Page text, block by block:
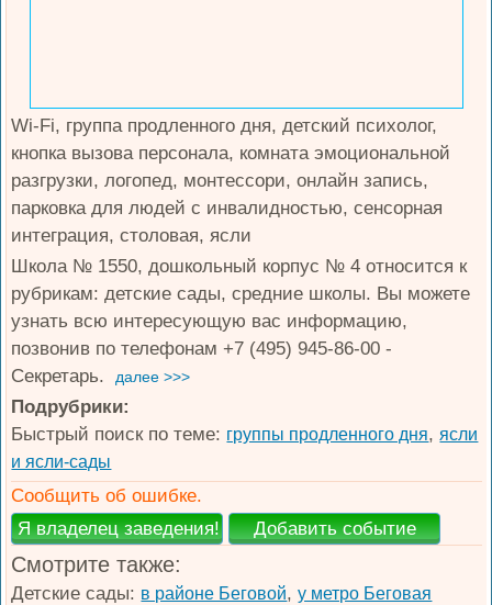
Wi-Fi, группа продленного дня, детский психолог,
кнопка вызова персонала, комната эмоциональной
разгрузки, логопед, монтессори, онлайн запись,
парковка для людей с инвалидностью, сенсорная
интеграция, столовая, ясли
Школа № 1550, дошкольный корпус № 4 относится к
рубрикам: детские сады, средние школы. Вы можете
узнать всю интересующую вас информацию,
позвонив по телефонам +7 (495) 945-86-00 -
Секретарь.
далее >>>
Подрубрики:
Быстрый поиск по теме: группы продленного дня,ясли
и ясли-сады
Сообщить об ошибке.
Смотрите также:
Детские сады: в районе Беговой,у метро Беговая